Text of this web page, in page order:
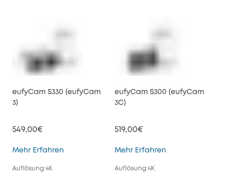
eufyCam S330 (eufyCam
3)
549,00€
Mehr Erfahren eufyCam S330 (eufyCam 3)
Auflösung:4K
eufyCam S300 (eufyCam
3C)
519,00€
Mehr Erfahren
Auflösung:4K